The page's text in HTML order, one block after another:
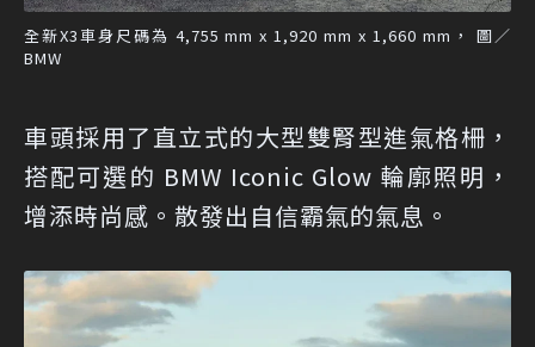
全新X3車身尺碼為 4,755 mm x 1,920 mm x 1,660 mm， 圖／
BMW
車頭採用了直立式的大型雙腎型進氣格柵，
搭配可選的 BMW Iconic Glow 輪廓照明，
增添時尚感。散發出自信霸氣的氣息。